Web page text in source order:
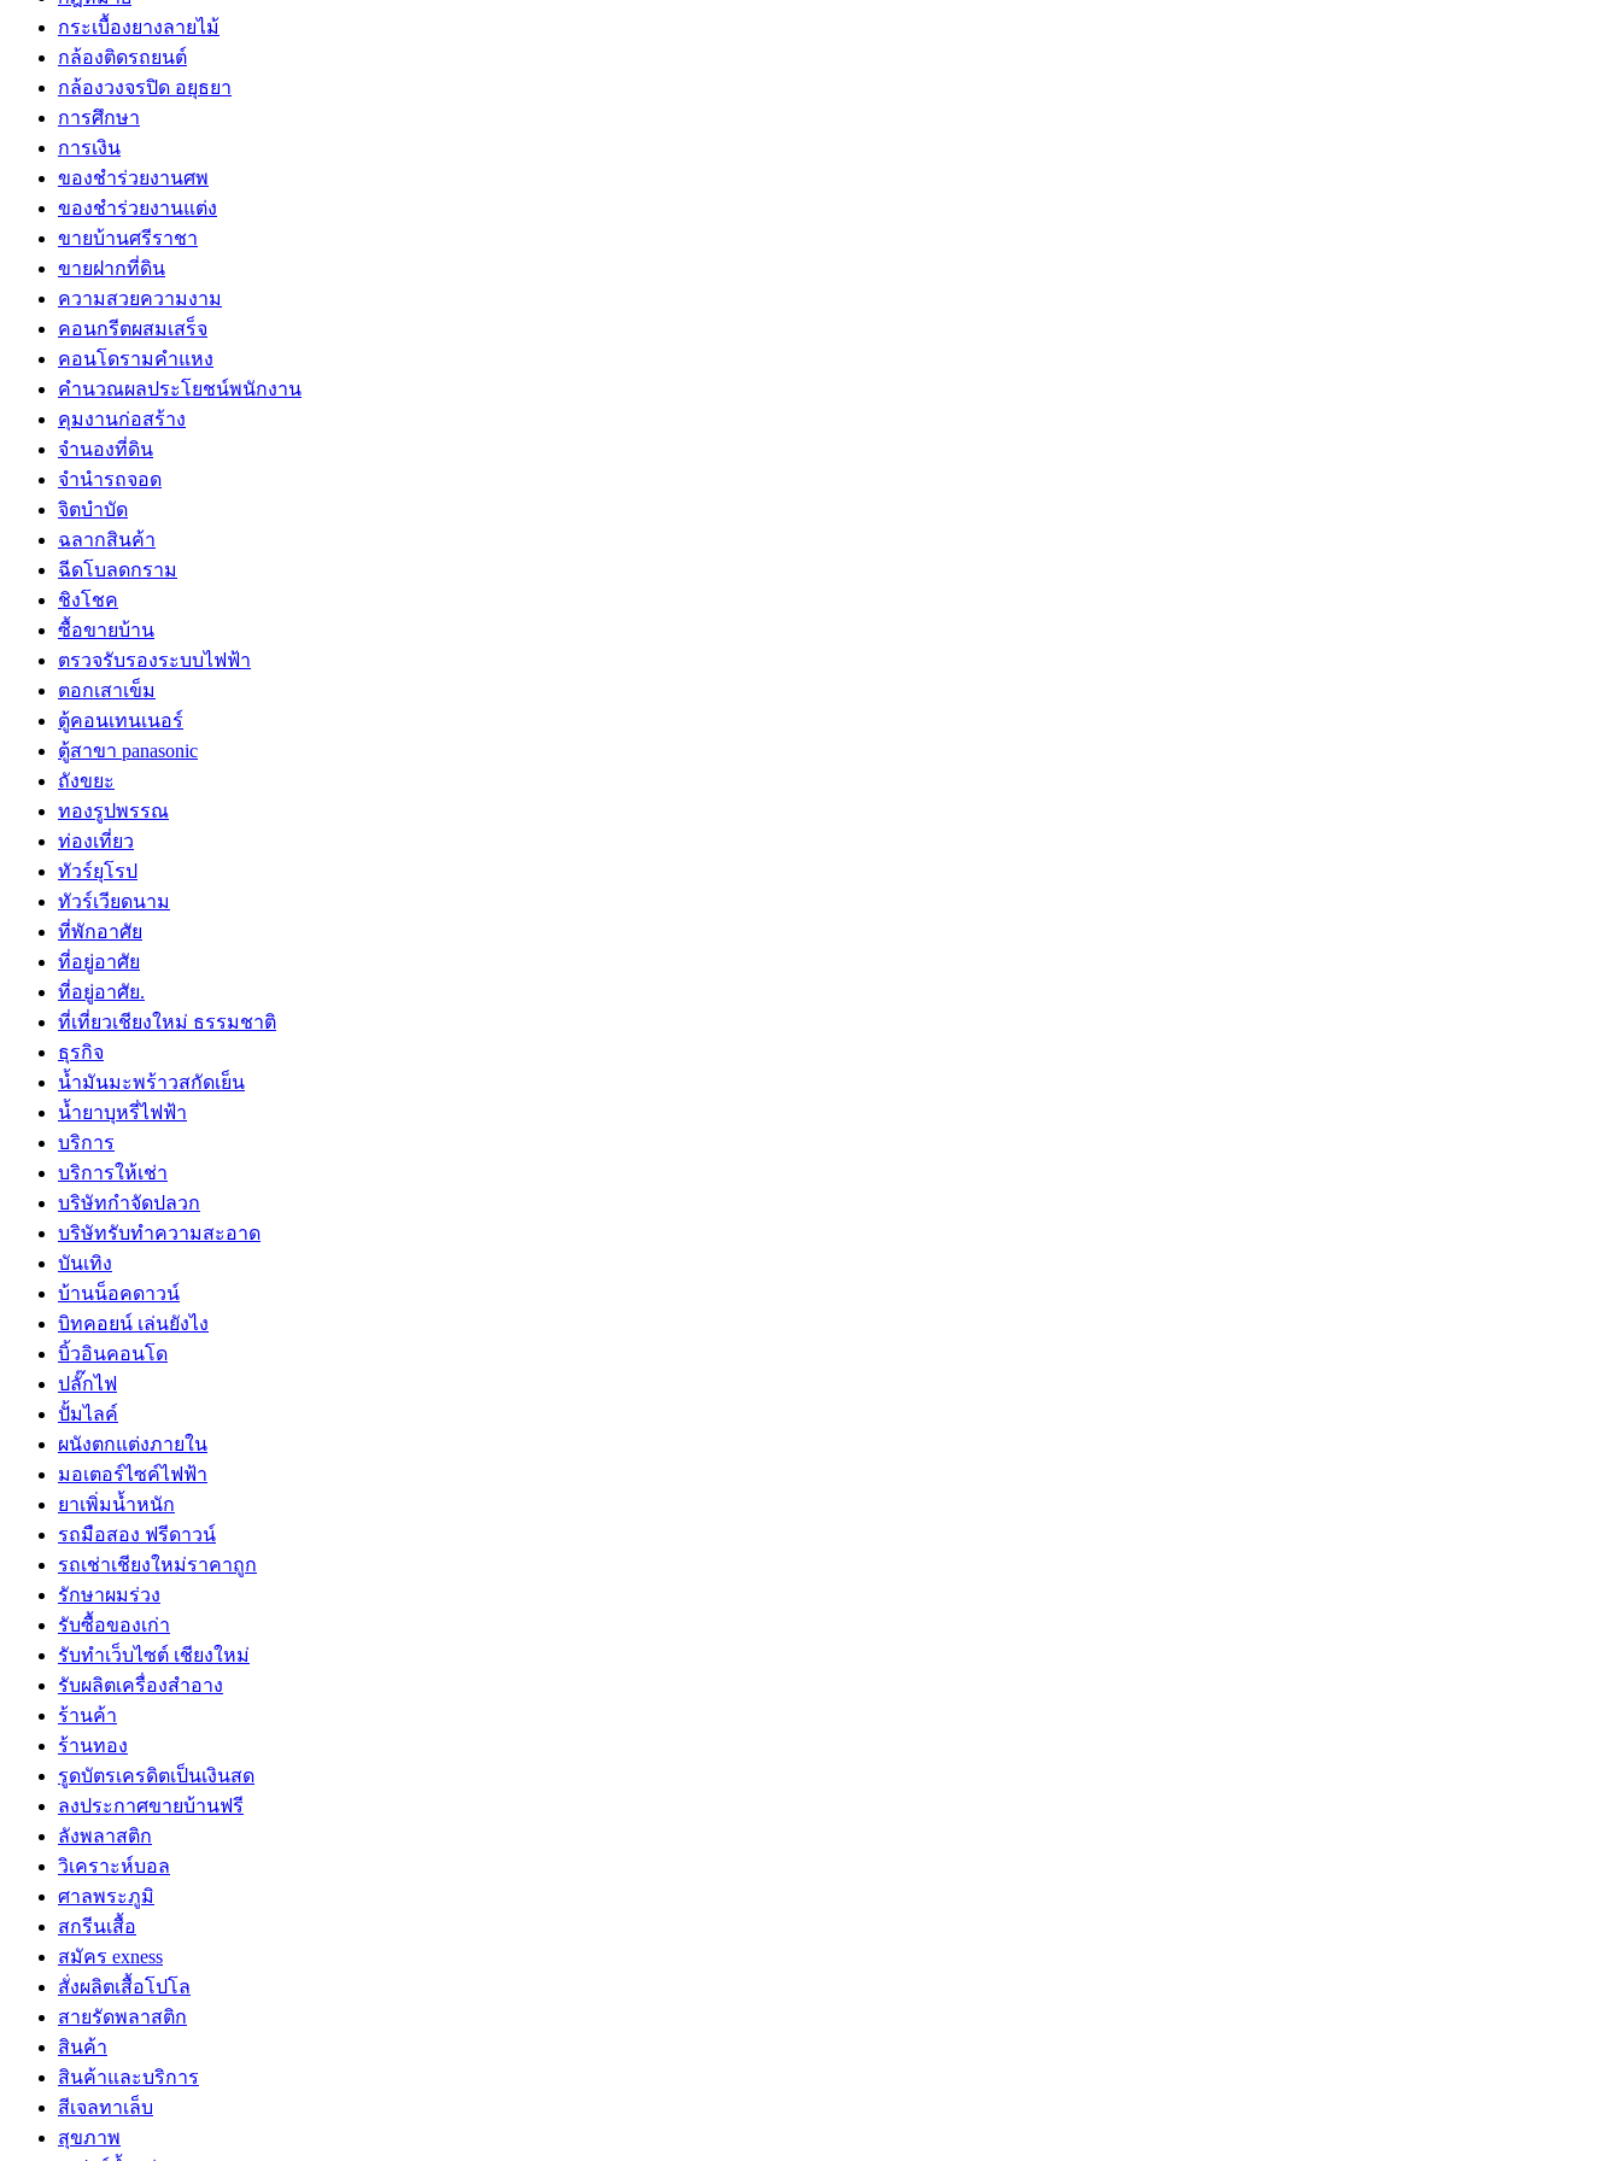
กระเบื้องยางลายไม้
กล้องติดรถยนต์
กล้องวงจรปิด อยุธยา
การศึกษา
การเงิน
ของชำร่วยงานศพ
ของชำร่วยงานแต่ง
ขายบ้านศรีราชา
ขายฝากที่ดิน
ความสวยความงาม
คอนกรีตผสมเสร็จ
คอนโดรามคำแหง
คำนวณผลประโยชน์พนักงาน
คุมงานก่อสร้าง
จำนองที่ดิน
จำนำรถจอด
จิตบำบัด
ฉลากสินค้า
ฉีดโบลดกราม
ชิงโชค
ซื้อขายบ้าน
ตรวจรับรองระบบไฟฟ้า
ตอกเสาเข็ม
ตู้คอนเทนเนอร์
ตู้สาขา panasonic
ถังขยะ
ทองรูปพรรณ
ท่องเที่ยว
ทัวร์ยุโรป
ทัวร์เวียดนาม
ที่พักอาศัย
ที่อยู่อาศัย
ที่อยู่อาศัย.
ที่เที่ยวเชียงใหม่ ธรรมชาติ
ธุรกิจ
น้ำมันมะพร้าวสกัดเย็น
น้ำยาบุหรี่ไฟฟ้า
บริการ
บริการให้เช่า
บริษัทกำจัดปลวก
บริษัทรับทำความสะอาด
บันเทิง
บ้านน็อคดาวน์
บิทคอยน์ เล่นยังไง
บิ้วอินคอนโด
ปลั๊กไฟ
ปั้มไลค์
ผนังตกแต่งภายใน
มอเตอร์ไซค์ไฟฟ้า
ยาเพิ่มน้ำหนัก
รถมือสอง ฟรีดาวน์
รถเช่าเชียงใหม่ราคาถูก
รักษาผมร่วง
รับซื้อของเก่า
รับทำเว็บไซต์ เชียงใหม่
รับผลิตเครื่องสำอาง
ร้านค้า
ร้านทอง
รูดบัตรเครดิตเป็นเงินสด
ลงประกาศขายบ้านฟรี
ลังพลาสติก
วิเคราะห์บอล
ศาลพระภูมิ
สกรีนเสื้อ
สมัคร exness
สั่งผลิตเสื้อโปโล
สายรัดพลาสติก
สินค้า
สินค้าและบริการ
สีเจลทาเล็บ
สุขภาพ